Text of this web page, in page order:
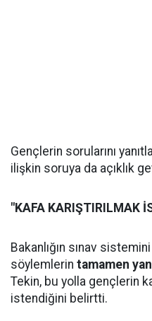
Gençlerin sorularını
ilişkin soruya da açıklık
"KAFA KARIŞTIRILMAK
Bakanlığın sınav
söylemlerin tamamen
Tekin, bu yolla gençlerin
istendiğini belirtti.